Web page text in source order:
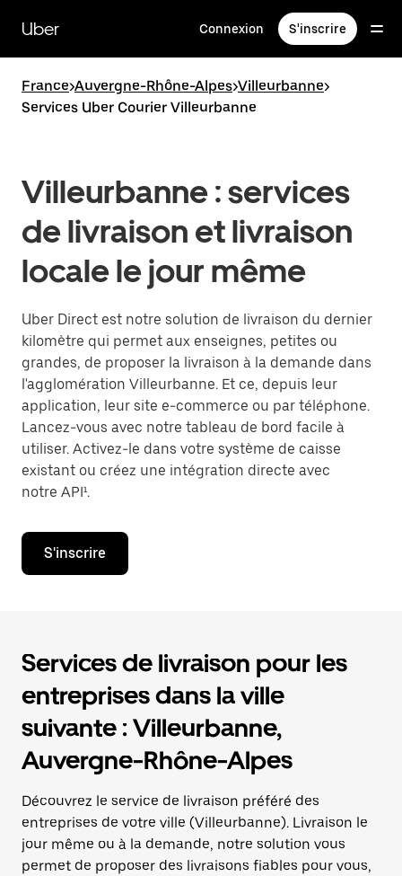
contenu
principal
Uber Connexion S'inscrire
France>Auvergne-Rhône-Alpes>Villeurbanne>
Services Uber Courier Villeurbanne
Villeurbanne : services
de livraison et livraison
locale le jour même
Uber Direct est notre solution de livraison du dernier
kilomètre qui permet aux enseignes, petites ou
grandes, de proposer la livraison à la demande dans
l'agglomération Villeurbanne. Et ce, depuis leur
application, leur site e-commerce ou par téléphone.
Lancez-vous avec notre tableau de bord facile à
utiliser. Activez-le dans votre système de caisse
existant ou créez une intégration directe avec
notre API¹.
S'inscrire
Services de livraison pour les
entreprises dans la ville
suivante : Villeurbanne,
Auvergne-Rhône-Alpes
Découvrez le service de livraison préféré des
entreprises de votre ville (Villeurbanne). Livraison le
jour même ou à la demande, notre solution vous
permet de proposer des livraisons fiables pour vous,